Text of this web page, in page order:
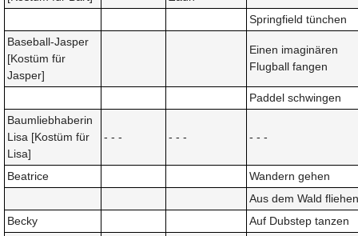
Springfield tünchen
Baseball-Jasper
[Kostüm für
Jasper]
Einen imaginären
Flugball fangen
Paddel schwingen
Baumliebhaberin
Lisa [Kostüm für
Lisa]
- - - - - - - - -
Beatrice
Wandern gehen
Aus dem Wald fliehen
Becky
Auf Dubstep tanzen